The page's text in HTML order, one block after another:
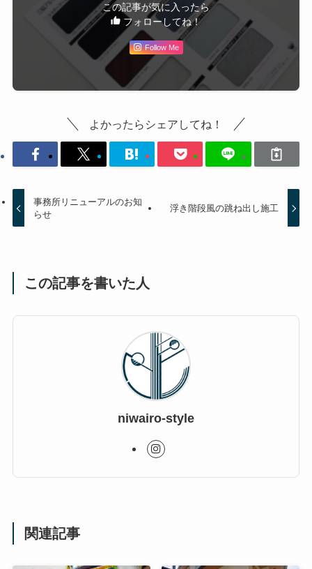
この記事が気に入ったら
フォローしてね！
Follow Me
よかったらシェアしてね！
事務所リニューアルのお知
らせ
浮き階段風の跳ね出し施工
この記事を書いた人
niwairo-style
関連記事